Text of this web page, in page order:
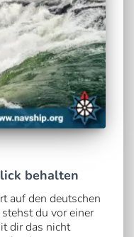
behalten
auf den deutschen
du vor einer
dir das nicht